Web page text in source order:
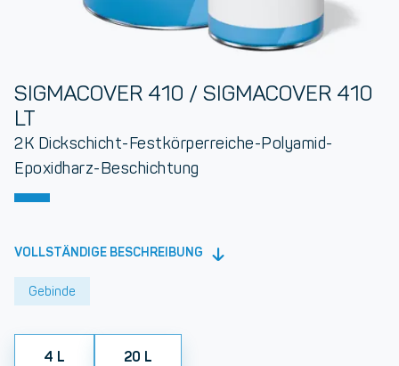
SIGMACOVER 410 / SIGMACOVER 410
LT
2K Dickschicht-Festkörperreiche-Polyamid-
Epoxidharz-Beschichtung
VOLLSTÄNDIGE BESCHREIBUNG
Gebinde
4 L 20 L